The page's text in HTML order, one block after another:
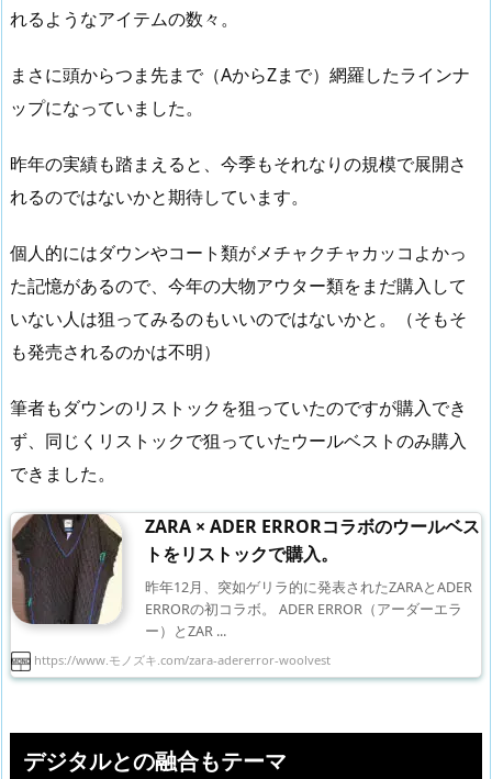
れるようなアイテムの数々。
まさに頭からつま先まで（AからZまで）網羅したラインナ
ップになっていました。
昨年の実績も踏まえると、今季もそれなりの規模で展開さ
れるのではないかと期待しています。
個人的にはダウンやコート類がメチャクチャカッコよかっ
た記憶があるので、今年の大物アウター類をまだ購入して
いない人は狙ってみるのもいいのではないかと。（そもそ
も発売されるのかは不明）
筆者もダウンのリストックを狙っていたのですが購入でき
ず、同じくリストックで狙っていたウールベストのみ購入
できました。
ZARA × ADER ERRORコラボのウールベス
トをリストックで購入。
昨年12月、突如ゲリラ的に発表されたZARAとADER
ERRORの初コラボ。 ADER ERROR（アーダーエラ
ー）とZAR ...
https://www.モノズキ.com/zara-adererror-woolvest
デジタルとの融合もテーマ